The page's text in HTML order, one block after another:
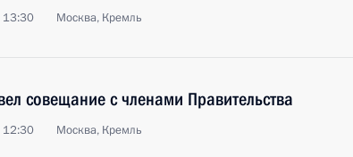
13:30 Москва, Кремль
совещание с членами Правительства
12:30 Москва, Кремль